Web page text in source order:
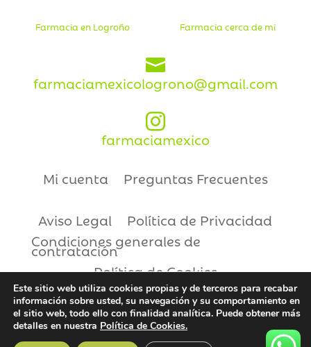
Farmacia en Logroño Farmacia cerca de mi

farmaciamexicologrono@gmail.com

farmaciamexico
Mi cuenta Preguntas Frecuentes
Aviso Legal
Política de Privacidad
Condiciones generales de
contratación
Política de Cookies
Copyright © 2021 | Farmacia México
Este sitio web utiliza cookies propias y de terceros para recabar
información sobre usted, su navegación y su comportamiento en
el sitio web, todo ello con finalidad analítica. Puede obtener más
detalles en nuestra Política de Cookies.